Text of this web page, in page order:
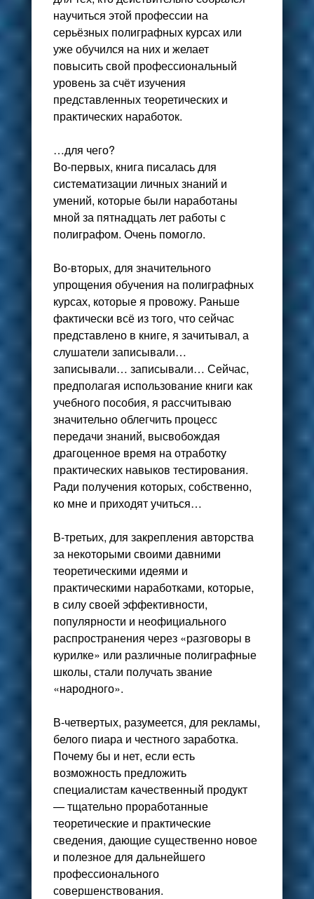
научиться этой профессии на
серьёзных полиграфных курсах или
уже обучился на них и желает
повысить свой профессиональный
уровень за счёт изучения
представленных теоретических и
практических наработок.
…для чего?
Во-первых, книга писалась для
систематизации личных знаний и
умений, которые были наработаны
мной за пятнадцать лет работы с
полиграфом. Очень помогло.
Во-вторых, для значительного
упрощения обучения на полиграфных
курсах, которые я провожу. Раньше
фактически всё из того, что сейчас
представлено в книге, я зачитывал, а
слушатели записывали…
записывали… записывали… Сейчас,
предполагая использование книги как
учебного пособия, я рассчитываю
значительно облегчить процесс
передачи знаний, высвобождая
драгоценное время на отработку
практических навыков тестирования.
Ради получения которых, собственно,
ко мне и приходят учиться…
В-третьих, для закрепления авторства
за некоторыми своими давними
теоретическими идеями и
практическими наработками, которые,
в силу своей эффективности,
популярности и неофициального
распространения через «разговоры в
курилке» или различные полиграфные
школы, стали получать звание
«народного».
В-четвертых, разумеется, для рекламы,
белого пиара и честного заработка.
Почему бы и нет, если есть
возможность предложить
специалистам качественный продукт
— тщательно проработанные
теоретические и практические
сведения, дающие существенно новое
и полезное для дальнейшего
профессионального
совершенствования.